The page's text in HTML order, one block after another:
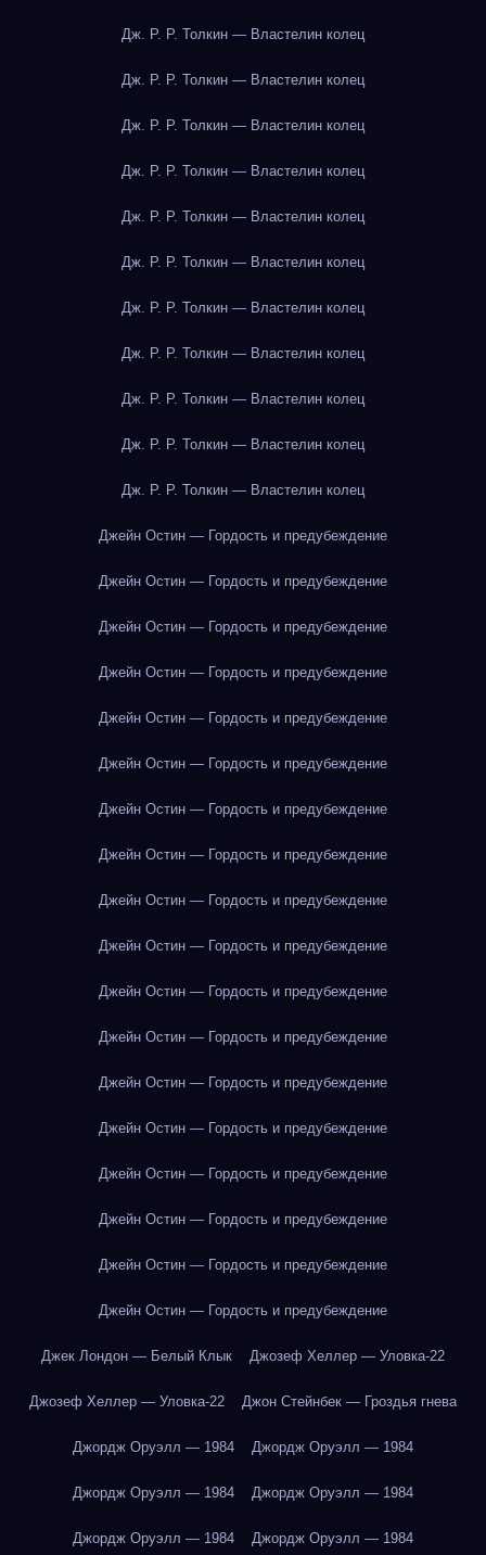
Дж. Р. Р. Толкин — Властелин колец
Дж. Р. Р. Толкин — Властелин колец
Дж. Р. Р. Толкин — Властелин колец
Дж. Р. Р. Толкин — Властелин колец
Дж. Р. Р. Толкин — Властелин колец
Дж. Р. Р. Толкин — Властелин колец
Дж. Р. Р. Толкин — Властелин колец
Дж. Р. Р. Толкин — Властелин колец
Дж. Р. Р. Толкин — Властелин колец
Дж. Р. Р. Толкин — Властелин колец
Дж. Р. Р. Толкин — Властелин колец
Джейн Остин — Гордость и предубеждение
Джейн Остин — Гордость и предубеждение
Джейн Остин — Гордость и предубеждение
Джейн Остин — Гордость и предубеждение
Джейн Остин — Гордость и предубеждение
Джейн Остин — Гордость и предубеждение
Джейн Остин — Гордость и предубеждение
Джейн Остин — Гордость и предубеждение
Джейн Остин — Гордость и предубеждение
Джейн Остин — Гордость и предубеждение
Джейн Остин — Гордость и предубеждение
Джейн Остин — Гордость и предубеждение
Джейн Остин — Гордость и предубеждение
Джейн Остин — Гордость и предубеждение
Джейн Остин — Гордость и предубеждение
Джейн Остин — Гордость и предубеждение
Джейн Остин — Гордость и предубеждение
Джейн Остин — Гордость и предубеждение
Джек Лондон — Белый Клык Джозеф Хеллер — Уловка-22
Джозеф Хеллер — Уловка-22 Джон Стейнбек — Гроздья гнева
Джордж Оруэлл — 1984 Джордж Оруэлл — 1984
Джордж Оруэлл — 1984 Джордж Оруэлл — 1984
Джордж Оруэлл — 1984 Джордж Оруэлл — 1984